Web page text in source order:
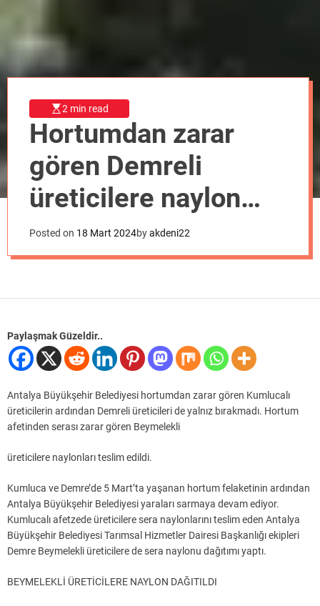
2 min read
Hortumdan zarar
gören Demreli
üreticilere naylon
desteği
Posted on 18 Mart 2024byakdeni22
Paylaşmak Güzeldir..
Antalya Büyükşehir Belediyesi hortumdan zarar gören Kumlucalı
üreticilerin ardından Demreli üreticileri de yalnız bırakmadı. Hortum
afetinden serası zarar gören Beymelekli
üreticilere naylonları teslim edildi.
Kumluca ve Demre’de 5 Mart’ta yaşanan hortum felaketinin ardından
Antalya Büyükşehir Belediyesi yaraları sarmaya devam ediyor.
Kumlucalı afetzede üreticilere sera naylonlarını teslim eden Antalya
Büyükşehir Belediyesi Tarımsal Hizmetler Dairesi Başkanlığı ekipleri
Demre Beymelekli üreticilere de sera naylonu dağıtımı yaptı.
BEYMELEKLİ ÜRETİCİLERE NAYLON DAĞITILDI